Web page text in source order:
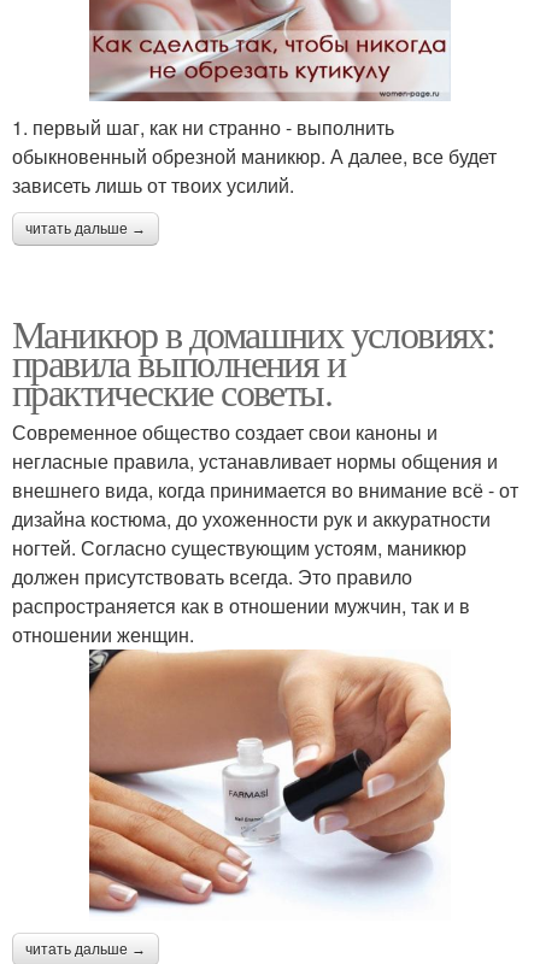
1. первый шаг, как ни странно - выполнить
обыкновенный обрезной маникюр. А далее, все будет
зависеть лишь от твоих усилий.
читать дальше →
Маникюр в домашних условиях:
правила выполнения и
практические советы.
Современное общество создает свои каноны и
негласные правила, устанавливает нормы общения и
внешнего вида, когда принимается во внимание всё - от
дизайна костюма, до ухоженности рук и аккуратности
ногтей. Согласно существующим устоям, маникюр
должен присутствовать всегда. Это правило
распространяется как в отношении мужчин, так и в
отношении женщин.
читать дальше →